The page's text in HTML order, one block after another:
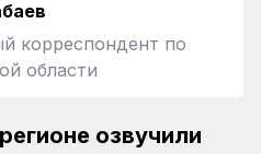
корреспондент по
области
озвучили